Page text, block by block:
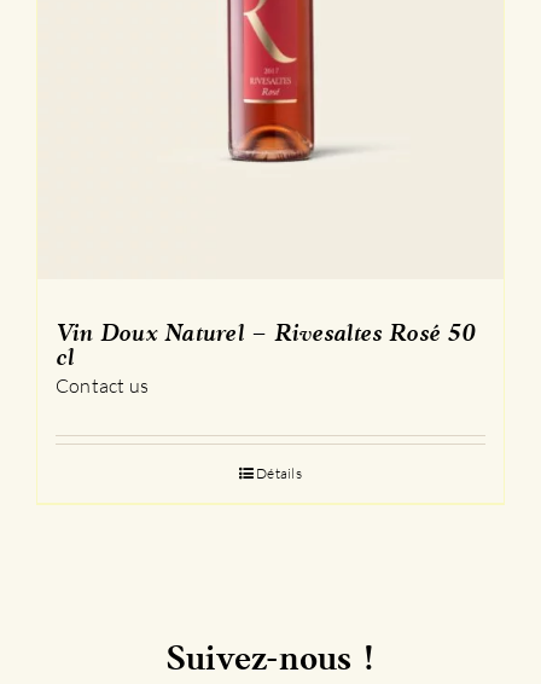
Vin Doux Naturel – Rivesaltes Rosé 50
cl
Contact us
Détails
Suivez-nous !